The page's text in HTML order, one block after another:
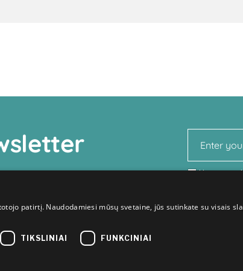
I have
patirtį. Naudodamiesi mūsų svetaine, jūs sutinkate su visais
TIKSLINIAI FUNKCINIAI